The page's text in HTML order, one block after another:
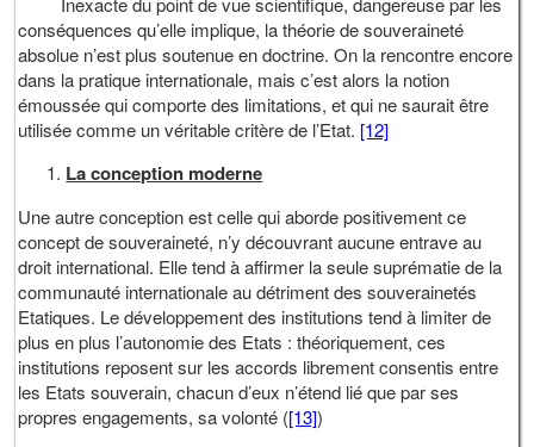
conséquences qu’elle implique, la théorie de souveraineté
absolue n’est plus soutenue en doctrine. On la rencontre encore
dans la pratique internationale, mais c’est alors la notion
émoussée qui comporte des limitations, et qui ne saurait être
utilisée comme un véritable critère de l’Etat. [12]
La conception moderne
Une autre conception est celle qui aborde positivement ce
concept de souveraineté, n’y découvrant aucune entrave au
droit international. Elle tend à affirmer la seule suprématie de la
communauté internationale au détriment des souverainetés
Etatiques. Le développement des institutions tend à limiter de
plus en plus l’autonomie des Etats : théoriquement, ces
institutions reposent sur les accords librement consentis entre
les Etats souverain, chacun d’eux n’étend lié que par ses
propres engagements, sa volonté ([13])